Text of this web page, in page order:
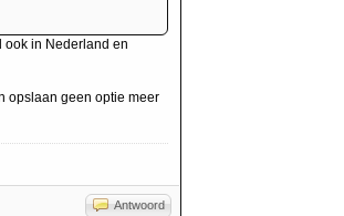
ook in Nederland en
opslaan geen optie meer
Antwoord